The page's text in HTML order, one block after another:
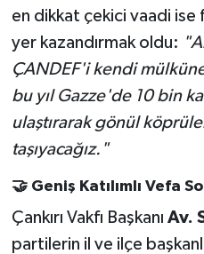
en dikkat çekici vaadi ise
yer kazandırmak oldu:
ÇANDEF'i kendi
bu yıl Gazze'de 10 bin
ulaştırarak gönül
taşıyacağız."
🤝 Geniş Katılımlı Vefa
Çankırı Vakfı Başkanı Av.
partilerin il ve ilçe